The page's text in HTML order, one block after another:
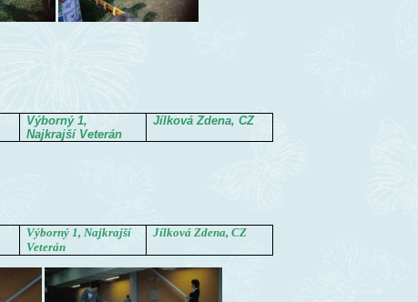
Výborný 1,
Najkrajší Veterán
Jílková Zdena, CZ
Výborný 1, Najkrajší
Veterán
Jílková Zdena, CZ